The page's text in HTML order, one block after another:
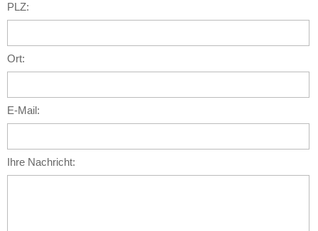
PLZ:
Ort:
E-Mail:
Ihre Nachricht: